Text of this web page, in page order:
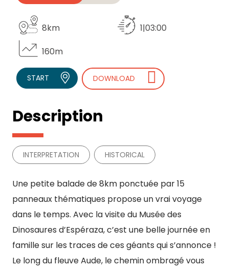
8km
1|03:00
160m
START DOWNLOAD
Description
INTERPRETATION HISTORICAL
Une petite balade de 8km ponctuée par 15
panneaux thématiques propose un vrai voyage
dans le temps. Avec la visite du Musée des
Dinosaures d’Espéraza, c’est une belle journée en
famille sur les traces de ces géants qui s’annonce !
Le long du fleuve Aude, le chemin ombragé vous